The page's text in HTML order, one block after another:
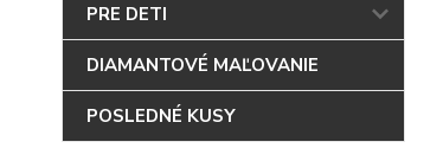
PRE DETI
DIAMANTOVÉ MAĽOVANIE
POSLEDNÉ KUSY